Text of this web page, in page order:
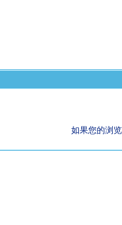
如果您的浏